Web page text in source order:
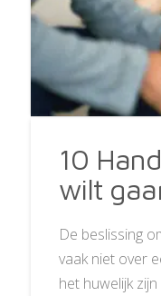
10
wilt
De beslissing
vaak niet over
het huwelijk